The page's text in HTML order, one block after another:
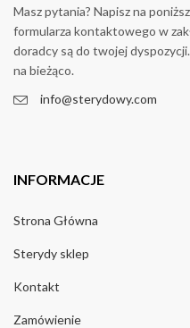
Masz pytania? Napisz na
formularza kontaktowego w
doradcy są do twojej
na bieżąco.
info@sterydowy.com
INFORMACJE
Strona Główna
Sterydy sklep
Kontakt
Zamówienie